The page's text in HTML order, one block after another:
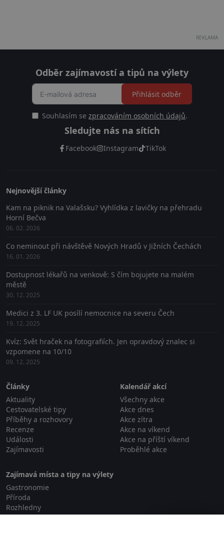
REKLAMA
Odběr zajímavostí a tipů na výlety
Souhlasím se zpracováním osobních údajů.
Přihlásit odběr
Sledujte nás na sítích
Facebook Instagram TikTok
Nejnovější články
Kam na piknik na Valašsku? Vyhlídka z lavičky na přehradu
Horní Bečva
06. 02. 2026
Co neminout při návštěvě Nových Hradů v Jižních Čechách
16. 01. 2026
Dostupnost lékařů na venkově: S čím bojujete na malém
městě
30. 12. 2025
Medici z 3. LF UK posílí nemocnice na severu Čech
19. 12. 2025
Kvíz: Svět hraček na fotografiích. Jen opravdový znalec si
vzpomene na 10/10
09. 12. 2025
Články
Aktuality
Cestovatelské tipy
Příběhy a rozhovory
Recenze
Události
Zajímavosti
Kalendář akcí
Všechny akce
Akce dnes
Akce zítra
Akce na víkend
Akce na příští víkend
Proběhlé akce
Zajímavá místa a tipy na výlety
Gastronomie
Příroda
Rozhledny
Relaxace a wellness